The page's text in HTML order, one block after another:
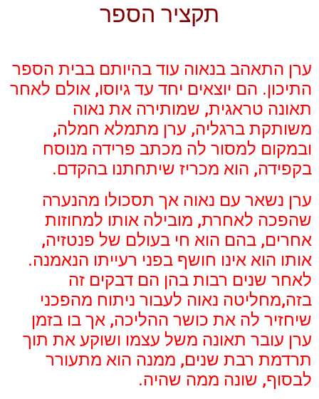
תקציר הספר
ערן התאהב בנאוה עוד בהיותם בבית הספר
התיכון. הם יוצאים יחד עד גיוסו, אולם לאחר
תאונה טראגית, שמותירה את נאוה
משותקת ברגליה, ערן מתמלא חמלה,
ובמקום למסור לה מכתב פרידה מנוסח
בקפידה, הוא מכריז שיתחתנו בהקדם.
ערן נשאר עם נאוה אך תסכולו מהנערה
שהפכה לאחרת, מובילה אותו למחוזות
אחרים, בהם הוא חי בעולם של פנטזיה,
אותו הוא אינו חושף בפני רעייתו הנאמנה.
לאחר שנים רבות בהן הם דבקים זה
בזה,מחליטה נאוה לעבור ניתוח מהפכני
שיחזיר לה את כושר ההליכה, אך בו בזמן
ערן עובר תאונה משל עצמו ושוקע את תוך
תרדמת רבת שנים, ממנה הוא מתעורר
לבסוף, שונה ממה שהיה.